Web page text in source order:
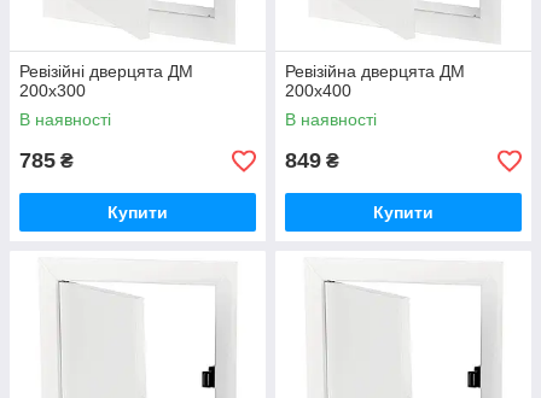
Ревізійні дверцята ДМ
200х300
В наявності
785 ₴
Купити
Ревізійна дверцята ДМ
200х400
В наявності
849 ₴
Купити